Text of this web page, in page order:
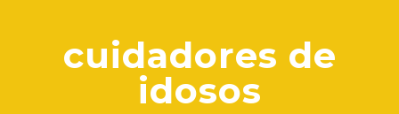
cuidadores de
idosos